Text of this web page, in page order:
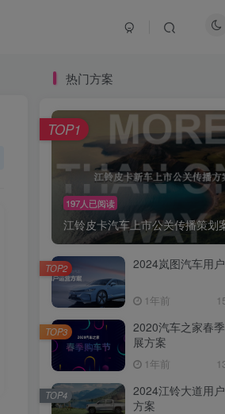
热门方案
197人已阅读
江铃皮卡汽车上市公关传播策划
TOP1
2024岚图汽车用
1年前
TOP2
2020汽车之家春
展方案
1年前
TOP3
2024江铃大道用
方案
TOP4